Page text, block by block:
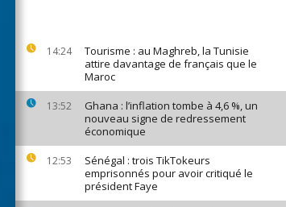
14:24
Tourisme : au Maghreb, la Tunisie
attire davantage de français que le
Maroc
13:52
Ghana : l’inflation tombe à 4,6 %, un
nouveau signe de redressement
économique
12:53
Sénégal : trois TikTokeurs
emprisonnés pour avoir critiqué le
président Faye